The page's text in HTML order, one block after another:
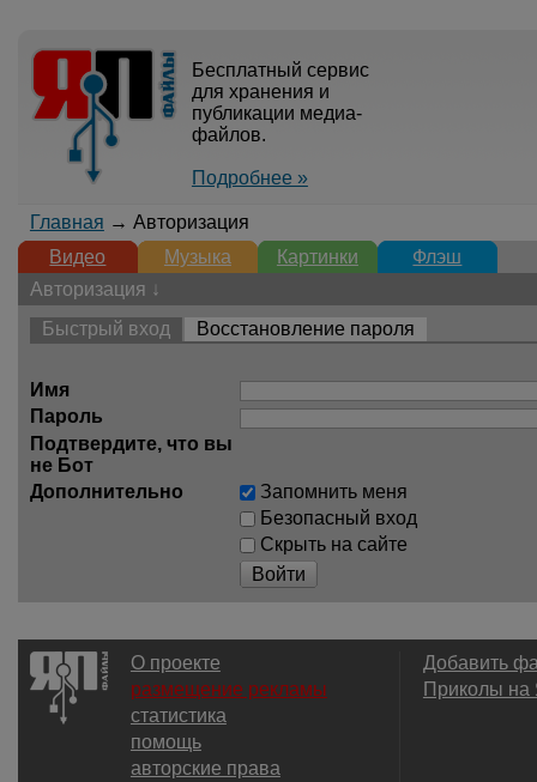
Бесплатный сервис
для хранения и
публикации медиа-
файлов.
Подробнее »
Главная → Авторизация
Видео
Музыка Картинки
Флэш
Авторизация ↓
Быстрый вход
Восстановление пароля
Имя
Пароль
Подтвердите, что вы
не Бот
Дополнительно
Запомнить меня
Безопасный вход
Скрыть на сайте
Войти
О проекте
размещение рекламы
статистика
помощь
авторские права
Добавить
Приколы